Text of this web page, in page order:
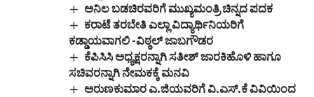
ಅನಿಲ ಬಡಚಿರವರಿಗೆ ಮುಖ್ಯಮಂತ್ರಿ ಚಿನ್ನದ ಪದಕ
ಕರಾಟೆ ತರಬೇತಿ ಎಲ್ಲಾ ವಿದ್ಯಾರ್ಥಿನಿಯರಿಗೆ
ಕಡ್ಡಾಯವಾಗಲಿ -ವಿಠ್ಠಲ್ ಜಾಬಗೌಡರ
ಕೆಪಿಸಿಸಿ ಅಧ್ಯಕ್ಷರನ್ನಾಗಿ ಸತೀಶ್ ಜಾರಕಿಹೊಳಿ ಹಾಗೂ
ಸಚಿವರನ್ನಾಗಿ ನೇಮಕಕ್ಕೆ ಮನವಿ
ಅರುಣಕುಮಾರ ಎ.ಜಿಯವರಿಗೆ ವಿ.ಎಸ್.ಕೆ ವಿವಿಯಿಂದ